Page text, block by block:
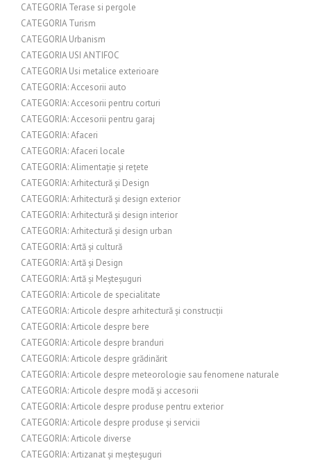
CATEGORIA Terase si pergole
CATEGORIA Turism
CATEGORIA Urbanism
CATEGORIA USI ANTIFOC
CATEGORIA Usi metalice exterioare
CATEGORIA: Accesorii auto
CATEGORIA: Accesorii pentru corturi
CATEGORIA: Accesorii pentru garaj
CATEGORIA: Afaceri
CATEGORIA: Afaceri locale
CATEGORIA: Alimentație și rețete
CATEGORIA: Arhitectură și Design
CATEGORIA: Arhitectură și design exterior
CATEGORIA: Arhitectură și design interior
CATEGORIA: Arhitectură și design urban
CATEGORIA: Artă și cultură
CATEGORIA: Artă și Design
CATEGORIA: Artă și Meșteșuguri
CATEGORIA: Articole de specialitate
CATEGORIA: Articole despre arhitectură și construcții
CATEGORIA: Articole despre bere
CATEGORIA: Articole despre branduri
CATEGORIA: Articole despre grădinărit
CATEGORIA: Articole despre meteorologie sau fenomene naturale
CATEGORIA: Articole despre modă și accesorii
CATEGORIA: Articole despre produse pentru exterior
CATEGORIA: Articole despre produse și servicii
CATEGORIA: Articole diverse
CATEGORIA: Artizanat și meșteșuguri